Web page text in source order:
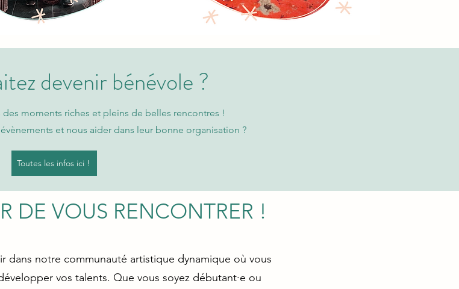
devenir bénévole ?
moments riches et pleins de belles rencontres !
et nous aider dans leur bonne organisation ?
Toutes les infos ici !
DE VOUS RENCONTRER !
dans notre communauté artistique dynamique où vous
vos talents. Que vous soyez débutant·e ou